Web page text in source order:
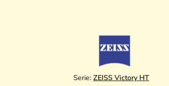
Serie: ZEISS Victory HT